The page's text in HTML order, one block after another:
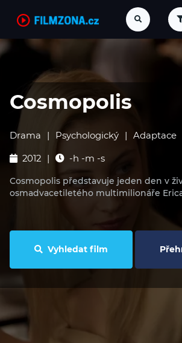
Cosmopolis
Drama Psychologický Adaptace
2012 -h -m -s
Cosmopolis představuje jeden den v
osmadvacetiletého multimilionáře
Vyhledat film